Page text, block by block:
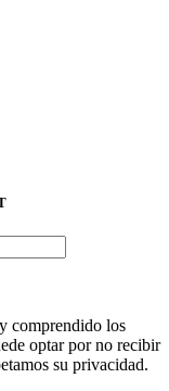
comprendido los
optar por no recibir
su privacidad.